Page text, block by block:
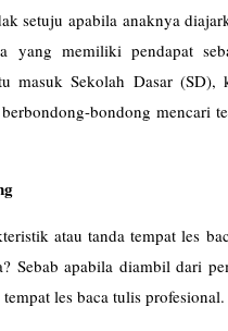
setuju apabila anaknya
yang memiliki pendapat
masuk Sekolah Dasar
bondong mencari
atau tanda tempat les
Sebab apabila diambil dari
les baca tulis